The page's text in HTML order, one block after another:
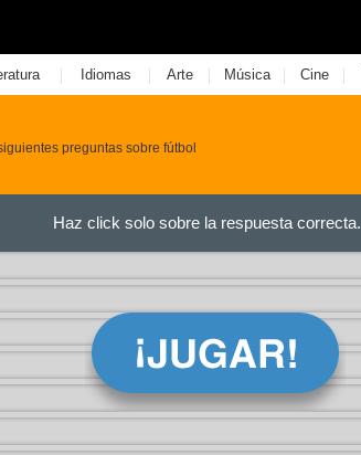
| Idiomas | Arte | Música | Cine |
preguntas sobre fútbol
Haz click solo sobre la respuesta correcta.